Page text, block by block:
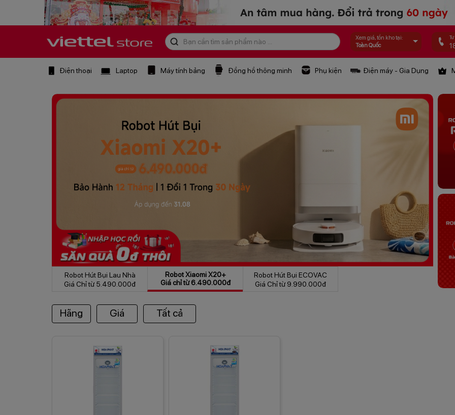
Xem giá, tồn kho tại:
Toàn Quốc
Tư
Điện thoại Laptop Máy tính bảng Đồng hồ thông minh Phụ kiện Điện máy - Gia Dụng
Robot Hút Bụi Lau Nhà
Giá Chỉ từ 5.490.000đ
Robot Xiaomi X20+
Giá chỉ từ 6.490.000đ
Robot Hút Bụi ECOVAC
Giá Chỉ từ 9.990.000đ
Hãng Giá Tất cả